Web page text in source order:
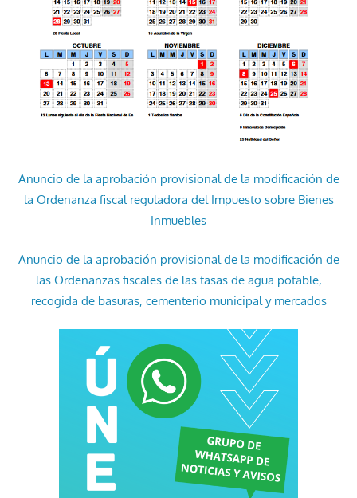
Anuncio de la aprobación provisional de la modificación de
la Ordenanza fiscal reguladora del Impuesto sobre Bienes
Inmuebles
Anuncio de la aprobación provisional de la modificación de
las Ordenanzas fiscales de las tasas de agua potable,
recogida de basuras, cementerio municipal y mercados